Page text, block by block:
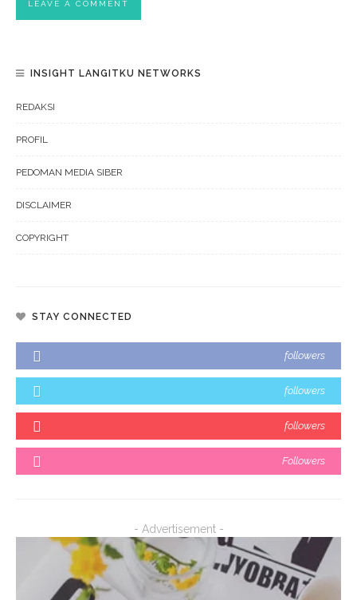
INSIGHT LANGITKU NETWORKS
REDAKSI
PROFIL
PEDOMAN MEDIA SIBER
DISCLAIMER
COPYRIGHT
STAY CONNECTED
followers
followers
followers
Followers
- Advertisement -